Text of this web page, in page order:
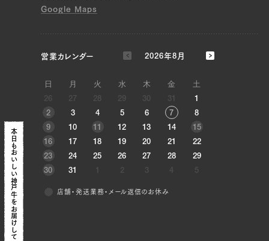
Google Maps
営業カレンダー 2026年8月
日 月 火 水 木 金
土
26
27 28 29 30 31
1
2
3 4 5 6 7
8
9
10 11 12 13 14
15
16
17 18 19 20 21
22
23
24 25 26 27 28
29
30
31 1 2 3 4 5
店舗・発送業務・メール返信のお休み
本日も
おいしい神戸牛を